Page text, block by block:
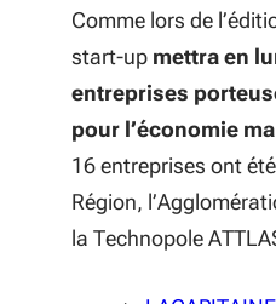
Comme lors de
start-up mettra en
entreprises
pour l’économie
16 entreprises ont
Région,
la Technopole